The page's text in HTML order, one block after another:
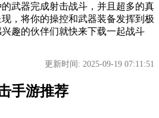
武器完成射击战斗，并且超多的真
，将你的操控和武器装备发挥到极
趣的伙伴们就快来下载一起战斗
更新时间: 2025-09-19 07:11:51
手游推荐